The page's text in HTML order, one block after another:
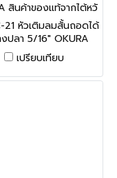
สินค้าของแท้จากไต้หวั
น C-TTC-21
21 หัวเติมลมสั้นถอดได้
ปลา 5/16" OKURA
เปรียบเทียบ